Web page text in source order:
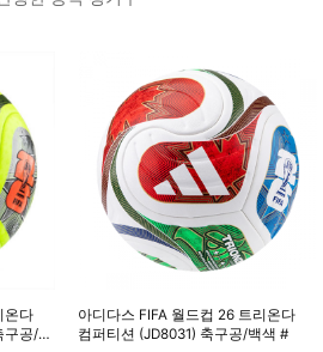
온다
구공/
아디다스 FIFA 월드컵 26 트리온다
컴퍼티션 (JD8031) 축구공/백색 #